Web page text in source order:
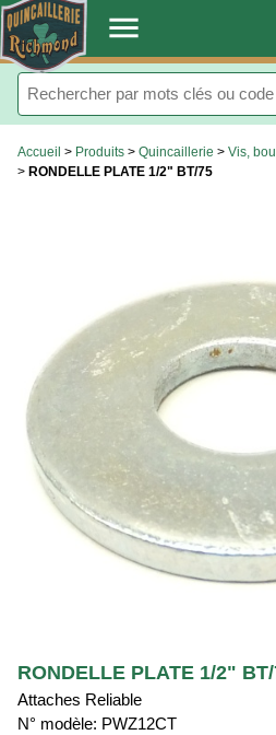
. menu
Accueil > Produits > Quincaillerie > Vis,
> RONDELLE PLATE 1/2" BT/75
RONDELLE PLATE 1/2"
Attaches Reliable
N° modèle: PWZ12CT